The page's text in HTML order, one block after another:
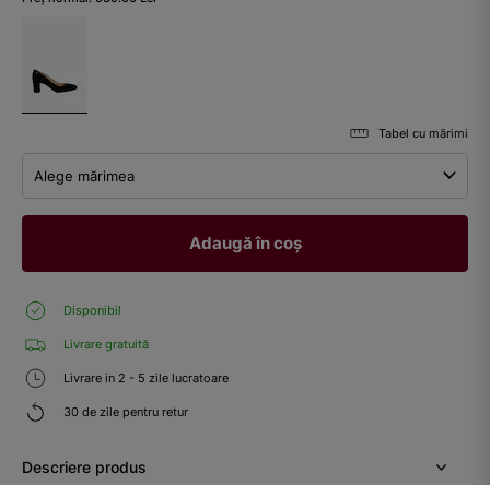
Tabel cu mărimi
Alege mărimea
Adaugă în coș
Disponibil
Livrare gratuită
Livrare in 2 - 5 zile lucratoare
30 de zile pentru retur
Descriere produs